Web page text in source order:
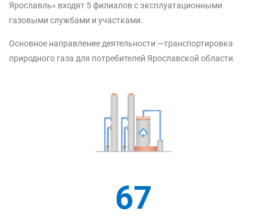
Ярославль» входят 5 филиалов с эксплуатационными
газовыми службами и участками.
Основное направление деятельности —транспортировка
природного газа для потребителей Ярославской области.
67